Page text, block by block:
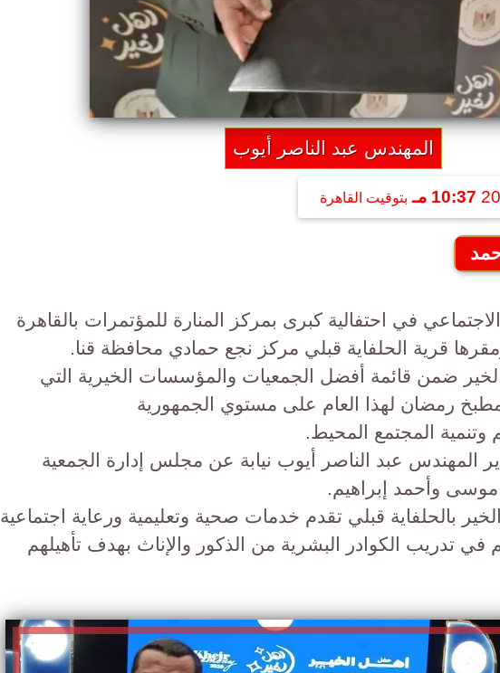
المهندس عبد الناصر أيوب
10:37 مـ بتوقيت القاهرة
في احتفالية كبرى بمركز المنارة للمؤتمرات بالقاهرة
قرية الحلفاية قبلي مركز نجع حمادي محافظة قنا.
ضمن قائمة أفضل الجمعيات والمؤسسات الخيرية التي
رمضان لهذا العام على مستوي الجمهورية
وتنمية المجتمع المحيط.
المهندس عبد الناصر أيوب نيابة عن مجلس إدارة الجمعية
وأحمد إبراهيم.
بالحلفاية قبلي تقدم خدمات صحية وتعليمية ورعاية اجتماعية
في تدريب الكوادر البشرية من الذكور والإناث بهدف تأهيلهم